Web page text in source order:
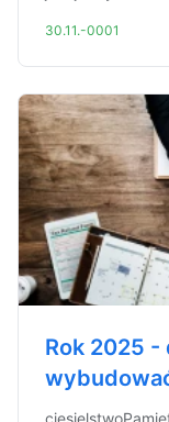
30.11.-0001
Rok 2025